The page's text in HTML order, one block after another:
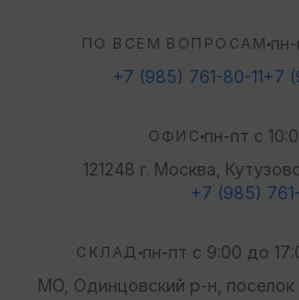
ПО ВСЕМ ВОПРОСАМ
+7 (985) 761-80-11+7
ОФИС пн-пт с
121248 г. Москва,
+7 (985)
СКЛАД пн-пт с 9:00 до
МО, Одинцовский р-н,